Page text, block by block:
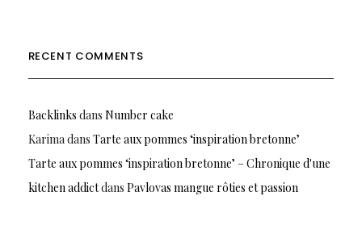
RECENT COMMENTS
Backlinks dans Number cake
Karimadans Tarte aux pommes ‘inspiration bretonne’
Tarte aux pommes ‘inspiration bretonne’ – Chronique d'une
kitchen addictdans Pavlovas mangue rôties et passion